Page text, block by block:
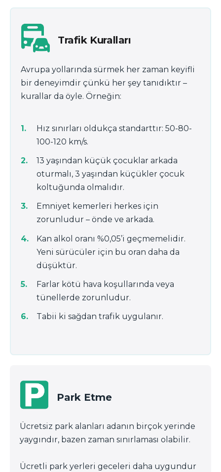
Trafik Kuralları
Avrupa yollarında sürmek her zaman keyifli
bir deneyimdir çünkü her şey tanıdıktır –
kurallar da öyle. Örneğin:
Hız sınırları oldukça standarttır: 50-80-
100-120 km/s.
13 yaşından küçük çocuklar arkada
oturmalı, 3 yaşından küçükler çocuk
koltuğunda olmalıdır.
Emniyet kemerleri herkes için
zorunludur – önde ve arkada.
Kan alkol oranı %0,05’i geçmemelidir.
Yeni sürücüler için bu oran daha da
düşüktür.
Farlar kötü hava koşullarında veya
tünellerde zorunludur.
Tabii ki sağdan trafik uygulanır.
Park Etme
Ücretsiz park alanları adanın birçok yerinde
yaygındır, bazen zaman sınırlaması olabilir.
Ücretli park yerleri geceleri daha uygundur